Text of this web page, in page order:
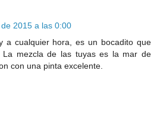
2015 a las 0:00
a cualquier hora, es un bocadito que
La mezcla de las tuyas es la mar de
con una pinta excelente.